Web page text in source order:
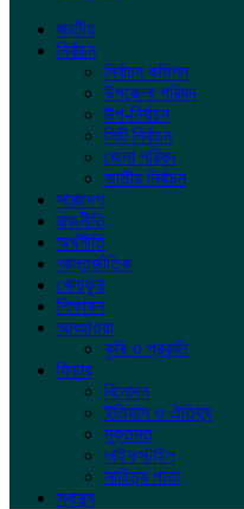
জাতীয়
নির্বাচন
নির্বাচন কমিশন
উপজেলা পরিষদ
উপ-নির্বাচন
সিটি নির্বাচন
জেলা পরিষদ
জাতীয় নির্বাচন
সারাদেশ
রাজনীতি
অর্থনীতি
আন্তর্জাতিক
খেলাধুলা
শিক্ষাঙ্গন
আবহাওয়া
কৃষি ও প্রকৃতি
ফিচার
বিনোদন
ইতিহাস ও ঐতিহ্য
মুক্তমত
লাইফস্টাইল
সাহিত্য পাতা
স্বাস্থ্য